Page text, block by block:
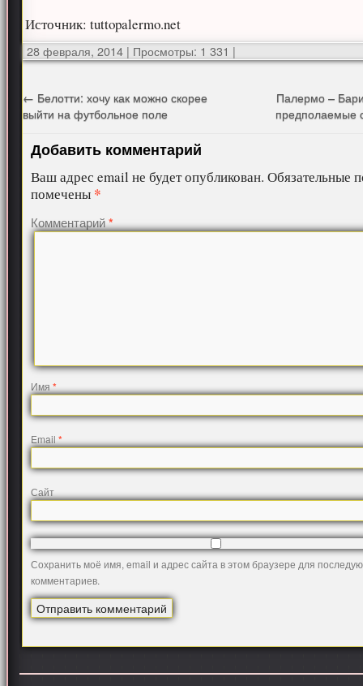
Источник: tuttopalermo.net
28 февраля, 2014 | Просмотры: 1 331 |
← Белотти: хочу как можно скорее
выйти на футбольное поле
Палермо –
предполаемые
Добавить комментарий
Ваш адрес email не будет опубликован. Обязательные
помечены *
Комментарий*
Имя*
Email*
Сайт
Сохранить моё имя, email и адрес сайта в этом браузере для
комментариев.